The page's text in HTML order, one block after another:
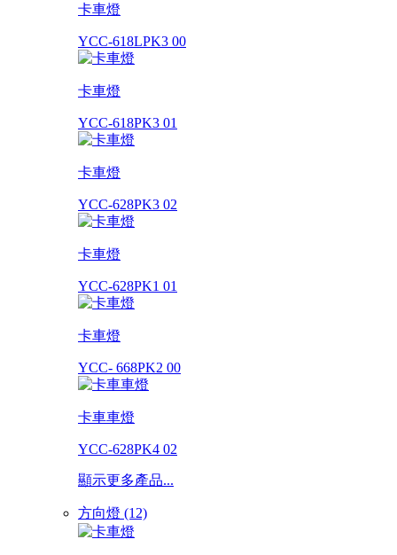
卡車燈
YCC-618LPK3 00
卡車燈
YCC-618PK3 01
卡車燈
YCC-628PK3 02
卡車燈
YCC-628PK1 01
卡車燈
YCC- 668PK2 00
卡車車燈
YCC-628PK4 02
顯示更多產品...
方向燈 (12)